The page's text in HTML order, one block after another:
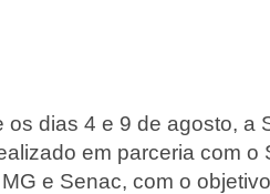
dias 4 e 9 de agosto, a
em parceria com o
e Senac, com o